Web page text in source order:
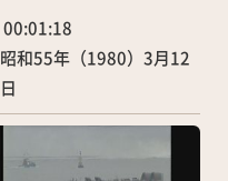
00:01:18
昭和55年（1980）3月12
日